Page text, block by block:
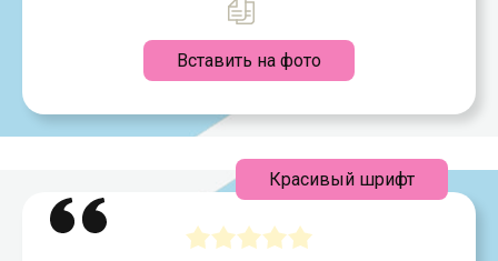
Вставить на фото
Красивый шрифт